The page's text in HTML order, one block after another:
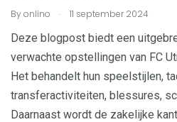
Byonlino . 11 september 2024
Deze blogpost biedt een
verwachte opstellingen van FC
Het behandelt hun speelstijlen,
transferactiviteiten, blessures,
Daarnaast wordt de zakelijke